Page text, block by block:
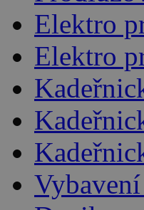
Elektro
Elektro